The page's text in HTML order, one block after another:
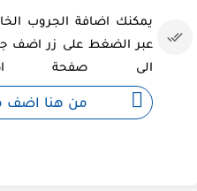
يمكنك اضافة الجروب
عبر الضغط على زر اضف
الى صفحة
من هنا اضف